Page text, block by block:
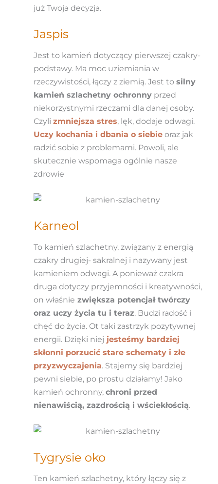
już Twoja decyzja.
Jaspis
Jest to kamień dotyczący pierwszej czakry-
podstawy. Ma moc uziemiania w
rzeczywistości, łączy z ziemią. Jest to silny
kamień szlachetny ochronnyprzed
niekorzystnymi rzeczami dla danej osoby.
Czyli zmniejsza stres, lęk, dodaje odwagi.
Uczy kochania i dbania o siebieoraz jak
radzić sobie z problemami. Powoli, ale
skutecznie wspomaga ogólnie nasze
zdrowie
Karneol
To kamień szlachetny, związany z energią
czakry drugiej- sakralnej i nazywany jest
kamieniem odwagi. A ponieważ czakra
druga dotyczy przyjemności i kreatywności,
on właśnie zwiększa potencjał twórczy
oraz uczy życia tu i teraz. Budzi radość i
chęć do życia. Ot taki zastrzyk pozytywnej
energii. Dzięki niej jesteśmy bardziej
skłonni porzucić stare schematy i złe
przyzwyczajenia. Stajemy się bardziej
pewni siebie, po prostu działamy! Jako
kamień ochronny, chroni przed
nienawiścią, zazdrością i wściekłością.
Tygrysie oko
Ten kamień szlachetny, który łączy się z